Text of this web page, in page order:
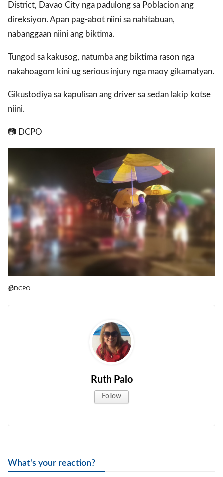
District, Davao City nga padulong sa Poblacion ang
direksiyon. Apan pag-abot niini sa nahitabuan,
nabanggaan niini ang biktima.
Tungod sa kakusog, natumba ang biktima rason nga
nakahoagom kini ug serious injury nga maoy gikamatyan.
Gikustodiya sa kapulisan ang driver sa sedan lakip kotse
niini.
📷 DCPO
📹DCPO
Ruth Palo
Follow
What's your reaction?